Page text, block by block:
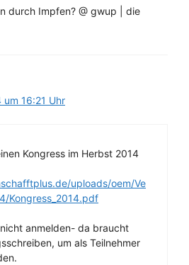
durch Impfen? @ gwup | die
um 16:21 Uhr
Kongress im Herbst 2014
uploads/oem/Ve
Kongress_2014.pdf
anmelden- da braucht
um als Teilnehmer